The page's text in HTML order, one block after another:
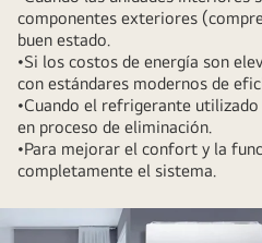
componentes exteriores
buen estado.
•Si los costos de energía son
con estándares modernos de
•Cuando el refrigerante
en proceso de eliminación.
•Para mejorar el confort y la
completamente el sistema.